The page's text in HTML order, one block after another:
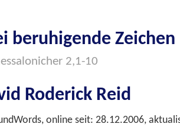
beruhigende Zeichen
2,1-10
Roderick Reid
online seit: 28.12.2006,